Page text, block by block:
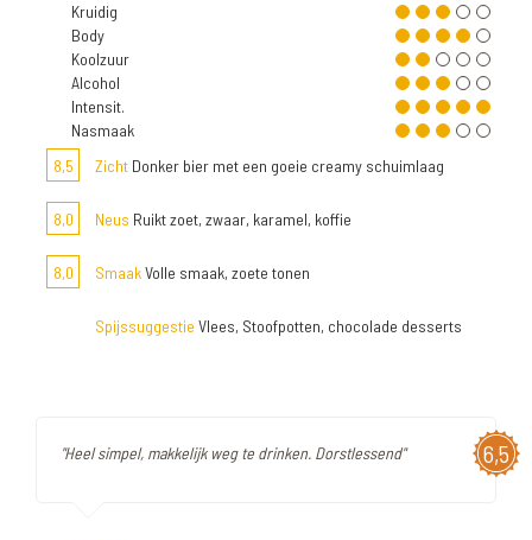
Kruidig
Body
Koolzuur
Alcohol
Intensit.
Nasmaak
8,5
Zicht Donker bier met een goeie creamy schuimlaag
8,0 Neus Ruikt zoet, zwaar, karamel, koffie
8,0 SmaakVolle smaak, zoete tonen
Spijssuggestie Vlees, Stoofpotten, chocolade desserts
6,5
"Heel simpel, makkelijk weg te drinken. Dorstlessend"